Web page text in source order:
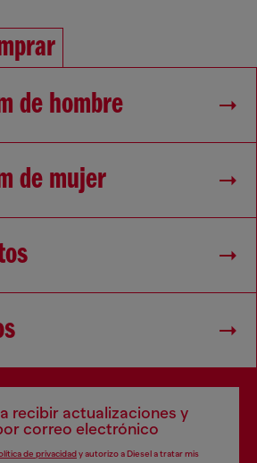
de hombre
de mujer
recibir actualizaciones y
correo electrónico
de privacidady autorizo a Diesel a tratar mis